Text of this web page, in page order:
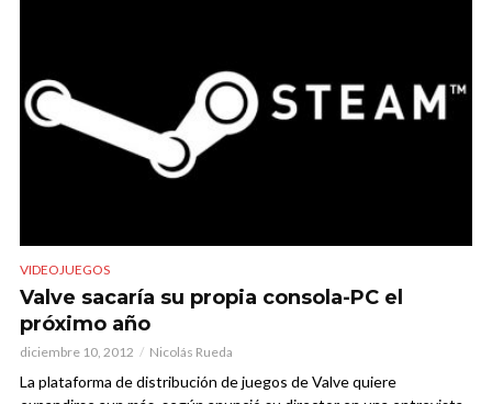
VIDEOJUEGOS
Valve sacaría su propia consola-PC el
próximo año
diciembre 10, 2012 Nicolás Rueda
La plataforma de distribución de juegos de Valve quiere